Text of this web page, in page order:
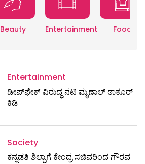
Beauty Entertainment Food
Entertainment
ಡೀಪ್‌ಫೇಕ್ ವಿರುದ್ಧ ನಟಿ ಮೃಣಾಲ್ ಠಾಕೂರ್
ಕಿಡಿ
Society
ಕನ್ನಡತಿ ಶಿಲ್ಪಾಗೆ ಕೇಂದ್ರ ಸಚಿವರಿಂದ ಗೌರವ